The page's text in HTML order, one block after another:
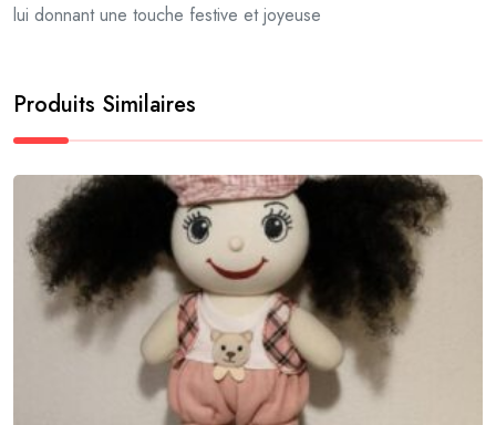
lui donnant une touche festive et joyeuse
Produits Similaires